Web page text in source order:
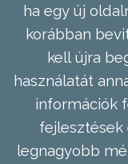
ha egy új
korábban
kell újra
használatát
információk
fejlesztések
legnagyobb